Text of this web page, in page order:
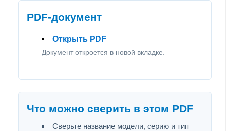
PDF-документ
Открыть PDF
Документ откроется в новой вкладке.
Что можно сверить в этом PDF
Сверьте название модели, серию и тип